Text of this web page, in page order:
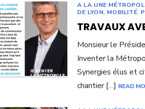
A LA UNE
DE LYON, MOBILITÉ,
TRAVAUX
Monsieur le
Inventer la
Synergies élus et
chantier […] READ